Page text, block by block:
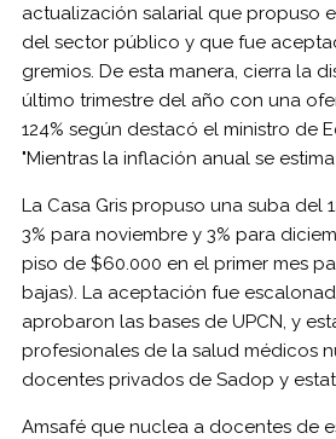
actualización salarial que propuso
del sector público y que fue
gremios. De esta manera, cierra la
último trimestre del año con una
124% según destacó el ministro de
"Mientras la inflación anual se estima
La Casa Gris propuso una suba del
3% para noviembre y 3% para
piso de $60.000 en el primer mes
bajas). La aceptación fue
aprobaron las bases de UPCN, y
profesionales de la salud médicos
docentes privados de Sadop y
Amsafé que nuclea a docentes de